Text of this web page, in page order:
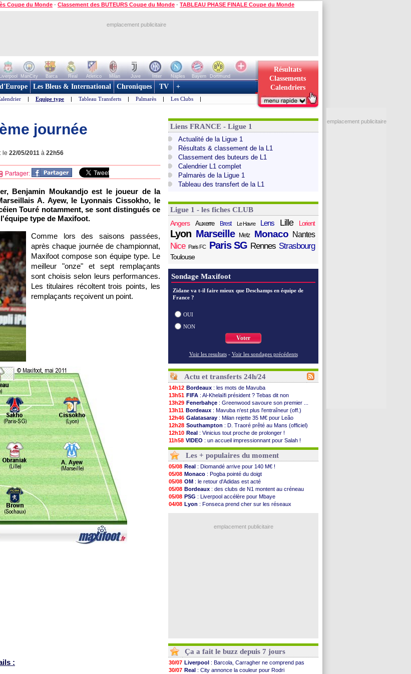
Coupe du Monde - Classement des BUTEURS Coupe du Monde - TABLEAU PHASE FINALE Coupe du Monde
emplacement publicitaire
Liverpool ManCity Barca Real Atletico Milan Juve Inter Naples Bayern
Dortmund
Résultats
Classements
Calendriers
Les Bleus & International Chroniques TV +
| Equipe type | Tableau Transferts | Palmarès | Les Clubs |
journée
le 22/05/2011 à 22h56
Partager:
, Benjamin Moukandjo est le joueur de la
A. Ayew, le Lyonnais Cissokho, le
Touré notamment, se sont distingués ce
type de Maxifoot.
Comme lors des saisons passées,
après chaque journée de championnat,
Maxifoot compose son équipe type. Le
meilleur "onze" et sept remplaçants
sont choisis selon leurs performances.
Les titulaires récoltent trois points, les
remplaçants reçoivent un point.
:
Liens FRANCE - Ligue 1
Actualité de la Ligue 1
Résultats & classement de la L1
Classement des buteurs de L1
Calendrier L1 complet
Palmarès de la Ligue 1
Tableau des transfert de la L1
Ligue 1 - les fiches CLUB
Angers
Auxerre Brest Le Havre Lens Lille Lorient
Lyon Marseille Metz Monaco Nantes
Nice Paris FC Paris SG Rennes Strasbourg
Toulouse
Sondage Maxifoot
Zidane va t-il faire mieux que Deschamps en équipe de
France ?
OUI
NON
Voter
Voir les resultats - Voir les sondages précédents
Actu et transferts 24h/24
14h12 Bordeaux : les mots de Mavuba
13h51 FIFA : Al-Khelaïfi président ? Tebas dit non
13h29 Fenerbahçe : Greenwood savoure son premier ...
13h11 Bordeaux : Mavuba n'est plus l'entraîneur (off.)
12h46 Galatasaray : Milan rejette 35 M€ pour Leão
12h28 Southampton : D. Traoré prêté au Mans (officiel)
12h10 Real : Vinicius tout proche de prolonger !
11h58 VIDEO : un accueil impressionnant pour Salah !
11h35 Real: Diomandé attendu ce jeudi à Madrid !
11h19
Real : Rodri, la piste Barça se confirme
11h07 PSG: Akliouche arrive ce jeudi à Paris !
10h53
Médias: la Liga quitte beIN Sports !
10h36
PSG: pas d'inquiétude pour Rafael Pol
10h13
Real: ça se complique pour Rodri !
09h51
Barça: Ferran Torres donne son feu vert au ...
09h32
FIFA : des excuses après le projet
09h11
Abha : c'est fait pour Fekir (officiel)
: Deschamps a discuté !
Les + populaires du moment
05/08 Real : Diomandé arrive pour 140 M€ !
05/08 Monaco : Pogba pointé du doigt
05/08 OM : le retour d'Adidas est acté
05/08 Bordeaux : des clubs de N1 montent au créneau
05/08 PSG : Liverpool accélère pour Mbaye
04/08 Lyon : Fonseca prend cher sur les réseaux
emplacement publicitaire
Ça a fait le buzz depuis 7 jours
30/07 Liverpool : Barcola, Carragher ne comprend pas
30/07 Real : City annonce la couleur pour Rodri
emplacement publicitaire